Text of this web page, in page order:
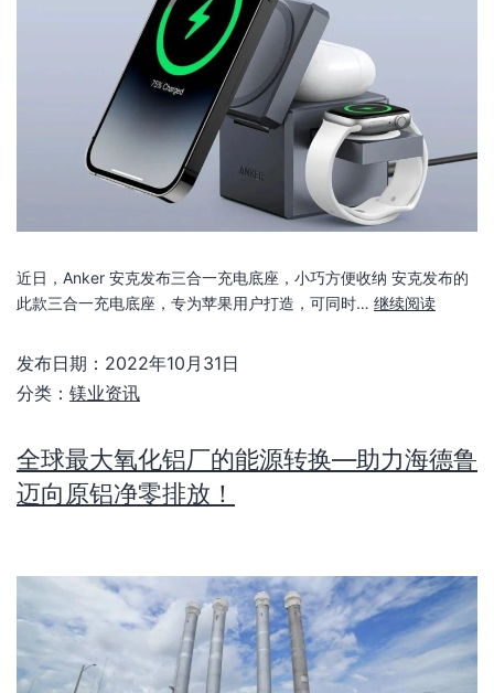
近日，Anker 安克发布三合一充电底座，小巧方便收纳 安克发布的
此款三合一充电底座，专为苹果用户打造，可同时… 继续阅读
发布日期： 2022年10月31日
分类： 镁业资讯
全球最大氧化铝厂的能源转换—助力海德鲁
迈向原铝净零排放！